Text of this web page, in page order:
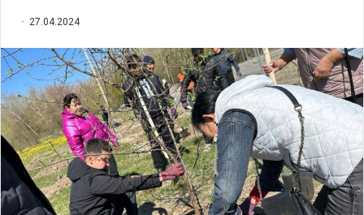
27.04.2024